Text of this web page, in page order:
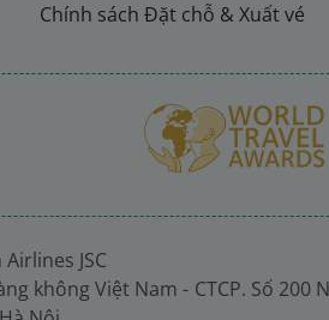
Chính sách Đặt chỗ & Xuất vé
JSC
không Việt Nam - CTCP. Số 200